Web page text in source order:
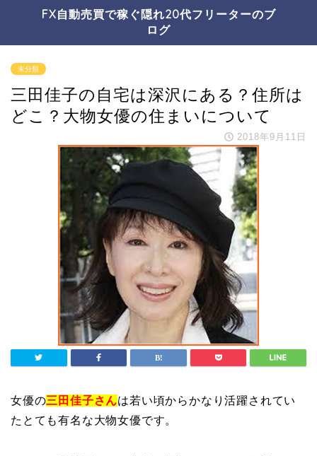
FX自動売買で稼ぐ隠れ20代フリーターのブ
ログ
未分類
三田佳子の自宅は深沢にある？住所は
どこ？大物女優の住まいについて
2018年9月11日
女優の三田佳子さんは若い頃からかなり活躍されてい
たとても有名な大物女優です。